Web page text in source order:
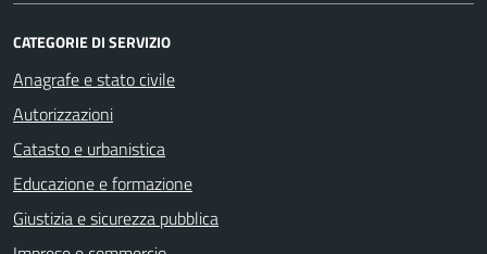
CATEGORIE DI SERVIZIO
Anagrafe e stato civile
Autorizzazioni
Catasto e urbanistica
Educazione e formazione
Giustizia e sicurezza pubblica